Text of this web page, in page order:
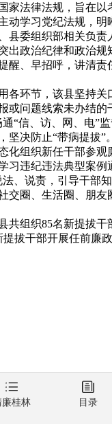
家法律法规，旨在以
动学习党纪法规，明
县委组织部相关负责
出政治纪律和政治规
醒、早招呼，讲清责
环节，该县坚持关
或问题线索未办结的
“信、访、网、电”
坚决防止“带病提拔”。
组织新任干部参观
习违纪违法典型案例
、说责，引导干部知
交圈、生活圈、朋友
组织85名新提拔干
拔干部开展任前廉政
廉桂林 目录